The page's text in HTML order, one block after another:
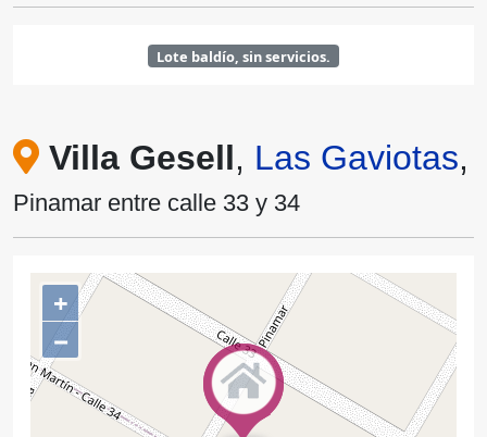
Lote baldío, sin servicios.
Villa Gesell, Las Gaviotas,
Pinamar entre calle 33 y 34
+
−